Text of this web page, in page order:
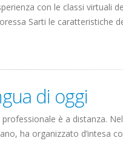
con le classi virtuali
Sarti le caratteristiche
di oggi
è a distanza.
ha organizzato d’intesa